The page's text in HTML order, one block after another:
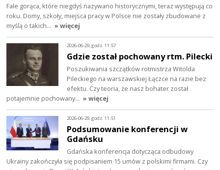
Fale gorąca, które niegdyś nazywano historycznymi, teraz występują co
roku. Domy, szkoły, miejsca pracy w Polsce nie zostały zbudowane z
myślą o takich… » więcej
2026-06-29, godz. 11:57
Gdzie został pochowany rtm. Pilecki
Poszukiwania szczątków rotmistrza Witolda
Pileckiego na warszawskiej Łączce na razie bez
efektu. Czy teoria, że nasz bohater został
potajemnie pochowany… » więcej
2026-06-29, godz. 11:51
Podsumowanie konferencji w
Gdańsku
Gdańska konferencja dotycząca odbudowy
Ukrainy zakończyła się podpisaniem 15 umów z polskimi firmami. Czy